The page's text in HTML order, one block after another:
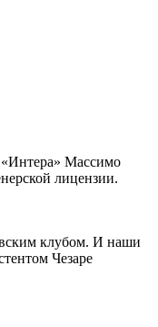
Массимо
лицензии.
клубом. И наши
Чезаре